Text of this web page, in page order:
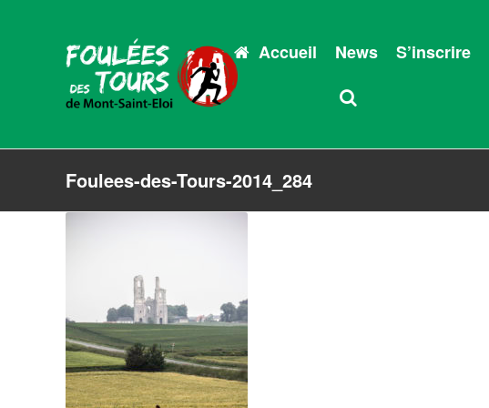
Accueil News S’inscrire
Foulees-des-Tours-2014_284